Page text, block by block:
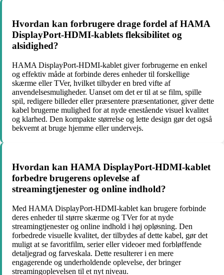
Hvordan kan forbrugere drage fordel af HAMA
DisplayPort-HDMI-kablets fleksibilitet og
alsidighed?
HAMA DisplayPort-HDMI-kablet giver forbrugerne en enkel
og effektiv måde at forbinde deres enheder til forskellige
skærme eller TVer, hvilket tilbyder en bred vifte af
anvendelsesmuligheder. Uanset om det er til at se film, spille
spil, redigere billeder eller præsentere præsentationer, giver dette
kabel brugerne mulighed for at nyde enestående visuel kvalitet
og klarhed. Den kompakte størrelse og lette design gør det også
bekvemt at bruge hjemme eller undervejs.
Hvordan kan HAMA DisplayPort-HDMI-kablet
forbedre brugerens oplevelse af
streamingtjenester og online indhold?
Med HAMA DisplayPort-HDMI-kablet kan brugere forbinde
deres enheder til større skærme og TVer for at nyde
streamingtjenester og online indhold i høj opløsning. Den
forbedrede visuelle kvalitet, der tilbydes af dette kabel, gør det
muligt at se favoritfilm, serier eller videoer med forbløffende
detaljegrad og farveskala. Dette resulterer i en mere
engagerende og underholdende oplevelse, der bringer
streamingoplevelsen til et nyt niveau.